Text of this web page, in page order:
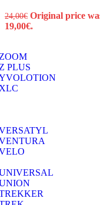
24,00€ Original price
19,00€.
PLUS